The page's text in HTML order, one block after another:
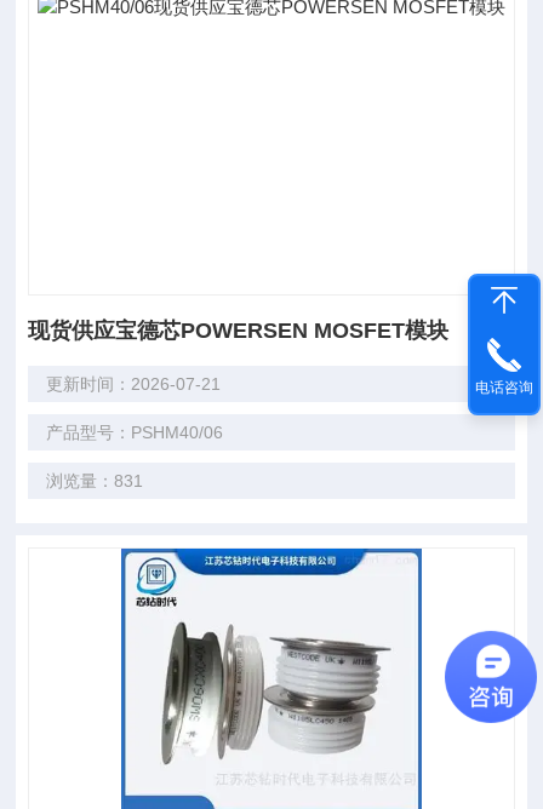
现货供应宝德芯POWERSEN MOSFET模块
更新时间：2026-07-21
产品型号：PSHM40/06
浏览量：831
电话咨询